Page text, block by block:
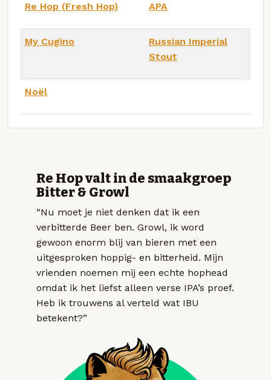
Re Hop (Fresh Hop) APA
My Cugino
Russian Imperial
Stout
Noël
Re Hop valt in de smaakgroep
Bitter & Growl
“Nu moet je niet denken dat ik een
verbitterde Beer ben. Growl, ik word
gewoon enorm blij van bieren met een
uitgesproken hoppig- en bitterheid. Mijn
vrienden noemen mij een echte hophead
omdat ik het liefst alleen verse IPA’s proef.
Heb ik trouwens al verteld wat IBU
betekent?”